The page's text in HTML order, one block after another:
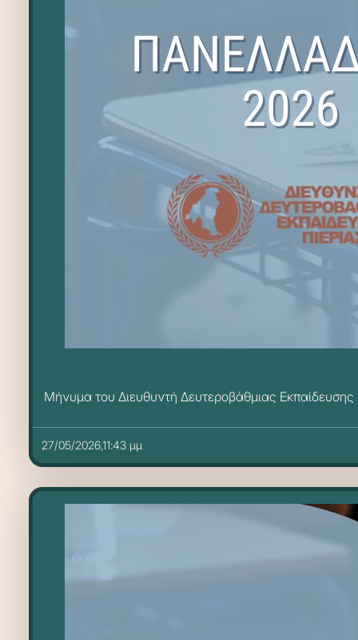
Μήνυμα του Διευθυντή Δευτεροβάθμιας Εκπαίδευσης
27/05/2026,11:43 μμ